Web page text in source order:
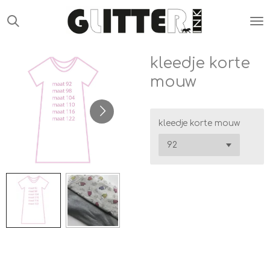
direct
hoofdinhoud
kleedje korte
mouw
kleedje korte mouw